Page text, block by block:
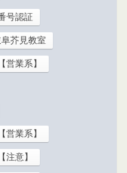
号認証
芥見教室
業系】
業系】
意】